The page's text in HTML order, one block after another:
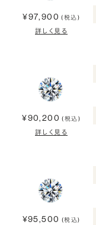
¥97,900 (税込)
詳しく見る
¥90,200 (税込)
詳しく見る
¥95,500 (税込)